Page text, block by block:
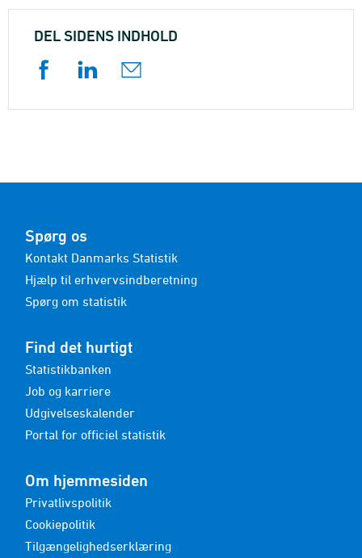
DEL SIDENS INDHOLD
Spørg os
Kontakt Danmarks Statistik
Hjælp til erhvervsindberetning
Spørg om statistik
Find det hurtigt
Statistikbanken
Job og karriere
Udgivelseskalender
Portal for officiel statistik
Om hjemmesiden
Privatlivspolitik
Cookiepolitik
Tilgængelighedserklæring